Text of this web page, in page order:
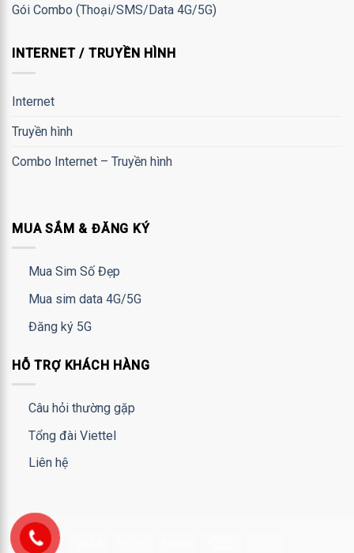
Gói Combo (Thoại/SMS/Data 4G/5G)
INTERNET / TRUYỀN HÌNH
Internet
Truyền hình
Combo Internet – Truyền hình
MUA SẮM & ĐĂNG KÝ
Mua Sim Số Đẹp
Mua sim data 4G/5G
Đăng ký 5G
HỖ TRỢ KHÁCH HÀNG
Câu hỏi thường gặp
Tổng đài Viettel
Liên hệ